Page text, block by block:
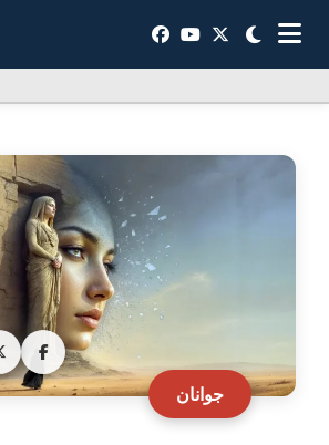
جوانان